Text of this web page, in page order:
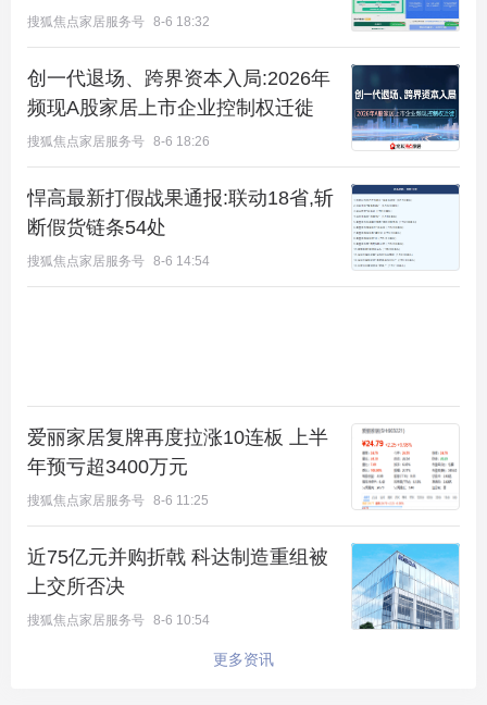
搜狐焦点家居服务号 8-6 18:32
创一代退场、跨界资本入局:2026年
频现A股家居上市企业控制权迁徙
搜狐焦点家居服务号 8-6 18:26
悍高最新打假战果通报:联动18省,斩
断假货链条54处
搜狐焦点家居服务号 8-6 14:54
爱丽家居复牌再度拉涨10连板 上半
年预亏超3400万元
搜狐焦点家居服务号 8-6 11:25
近75亿元并购折戟 科达制造重组被
上交所否决
搜狐焦点家居服务号 8-6 10:54
更多资讯